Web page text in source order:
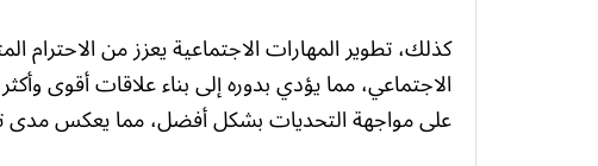
كذلك، تطوير المهارات الاجتماعية يعزز من
الاجتماعي، مما يؤدي بدوره إلى بناء علاقات أقوى
على مواجهة التحديات بشكل أفضل، مما يعكس مدى